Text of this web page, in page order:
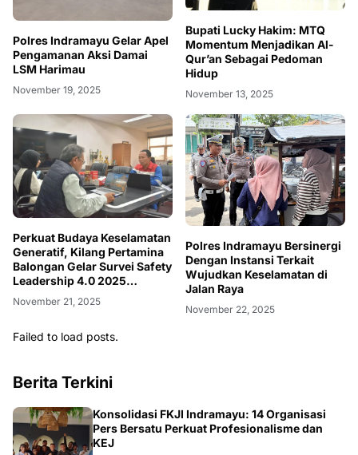
Polres Indramayu Gelar Apel
Pengamanan Aksi Damai
LSM Harimau
November 19, 2025
Bupati Lucky Hakim: MTQ
Momentum Menjadikan Al-
Qur’an Sebagai Pedoman
Hidup
November 13, 2025
Perkuat Budaya Keselamatan
Generatif, Kilang Pertamina
Balongan Gelar Survei Safety
Leadership 4.0 2025
Berbasis CLSR
November 21, 2025
Polres Indramayu Bersinergi
Dengan Instansi Terkait
Wujudkan Keselamatan di
Jalan Raya
November 22, 2025
Failed to load posts.
Berita Terkini
Konsolidasi FKJI Indramayu: 14 Organisasi
Pers Bersatu Perkuat Profesionalisme dan
KEJ